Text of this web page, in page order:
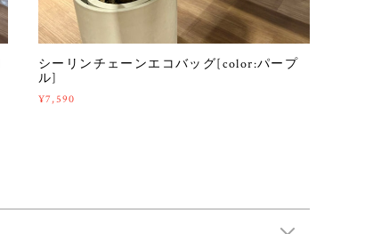
シーリンチェーンエコバッグ[color:パープ
ル]
¥7,590